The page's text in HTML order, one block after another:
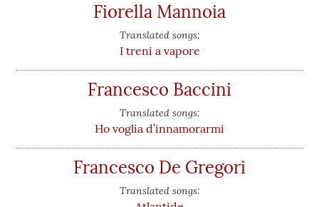
Fiorella Mannoia
Translated songs:
I treni a vapore
Francesco Baccini
Translated songs:
Ho voglia d’innamorarmi
Francesco De Gregori
Translated songs: